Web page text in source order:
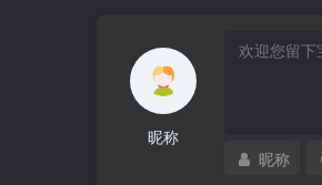
昵称
昵称